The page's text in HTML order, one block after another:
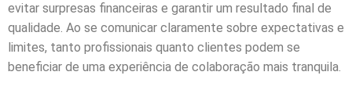
evitar surpresas financeiras e garantir um resultado final de
qualidade. Ao se comunicar claramente sobre expectativas e
limites, tanto profissionais quanto clientes podem se
beneficiar de uma experiência de colaboração mais tranquila.